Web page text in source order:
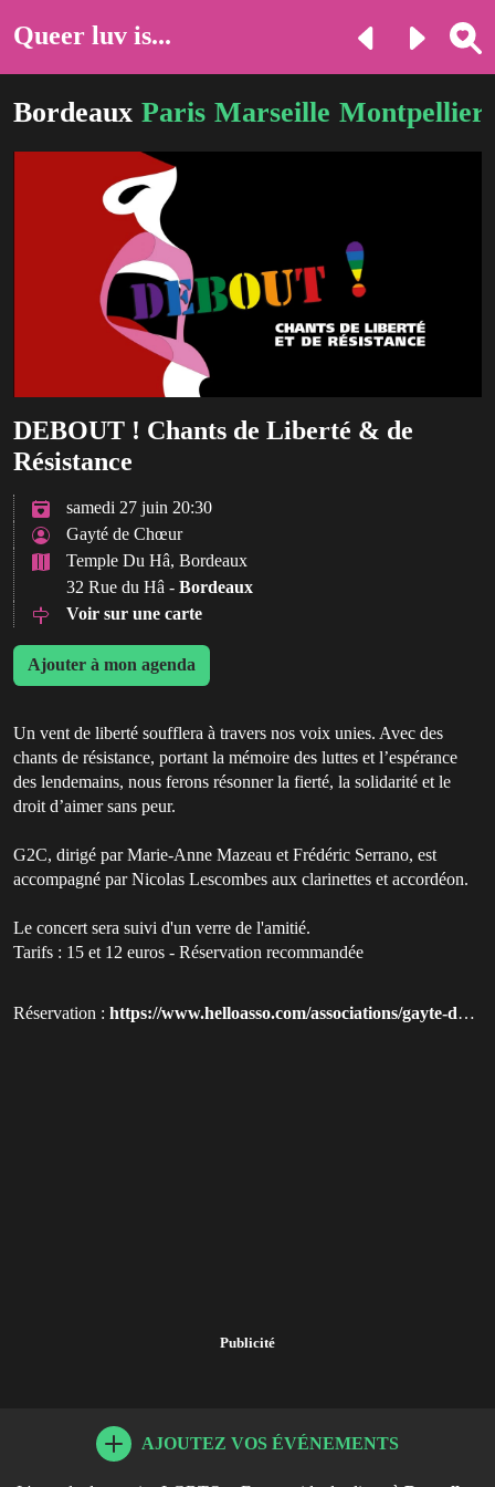
Queer luv is...
Bordeaux Paris Marseille Montpellier
DEBOUT ! Chants de Liberté & de
Résistance
samedi 27 juin 20:30
Gayté de Chœur
Temple Du Hâ, Bordeaux
32 Rue du Hâ - Bordeaux
Voir sur une carte
Ajouter à mon agenda
Un vent de liberté soufflera à travers nos voix unies. Avec des
chants de résistance, portant la mémoire des luttes et l’espérance
des lendemains, nous ferons résonner la fierté, la solidarité et le
droit d’aimer sans peur.
G2C, dirigé par Marie-Anne Mazeau et Frédéric Serrano, est
accompagné par Nicolas Lescombes aux clarinettes et accordéon.
Le concert sera suivi d'un verre de l'amitié.
Tarifs : 15 et 12 euros - Réservation recommandée
Réservation : https://www.helloasso.com/associations/gayte-de-choeur/evenements/debout-chants-de-liberte-et-de-resistance?utm_source=qluvis.com
Publicité
AJOUTEZ VOS ÉVÉNEMENTS